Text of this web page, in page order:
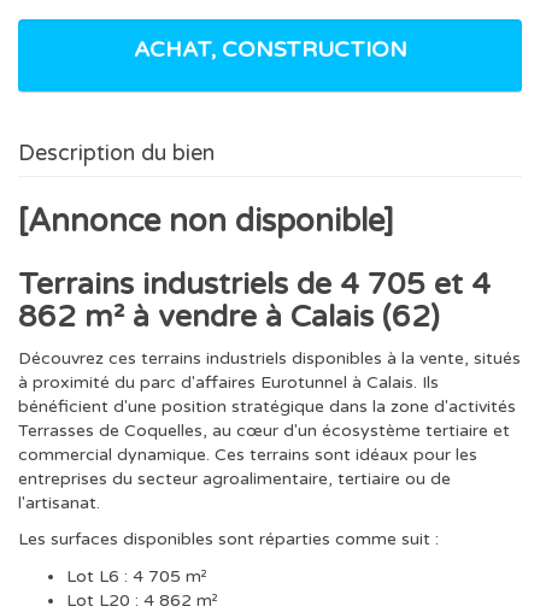
ACHAT, CONSTRUCTION
Description du bien
[Annonce non disponible]
Terrains industriels de 4 705 et 4
862 m² à vendre à Calais (62)
Découvrez ces terrains industriels disponibles à la vente, situés
à proximité du parc d'affaires Eurotunnel à Calais. Ils
bénéficient d'une position stratégique dans la zone d'activités
Terrasses de Coquelles, au cœur d'un écosystème tertiaire et
commercial dynamique. Ces terrains sont idéaux pour les
entreprises du secteur agroalimentaire, tertiaire ou de
l'artisanat.
Les surfaces disponibles sont réparties comme suit :
Lot L6 : 4 705 m²
Lot L20 : 4 862 m²